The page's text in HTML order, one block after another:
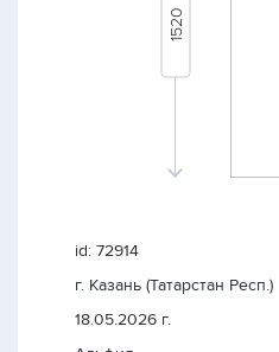
id: 72914
г. Казань (Татарстан Респ.)
18.05.2026 г.